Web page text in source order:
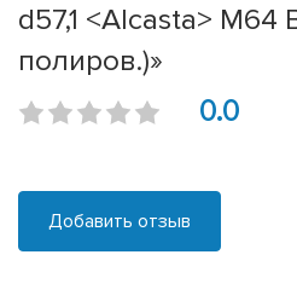
d57,1 <Alcasta> M64
полиров.)»
0.0
Добавить отзыв